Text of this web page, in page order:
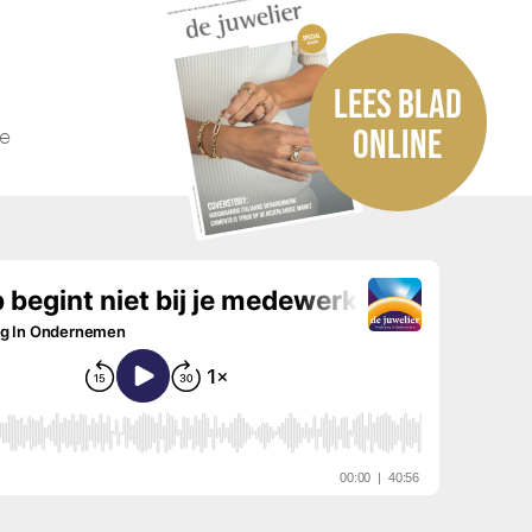
LEES BLAD
ONLINE